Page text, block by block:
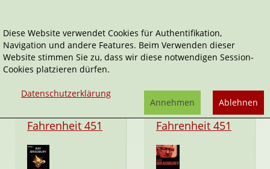
Ray Bradbury
Fahrenheit 451
Taschenbuch
Fahrenheit 451
Diese Website verwendet Cookies für Authentifikation,
Navigation und andere Features. Beim Verwenden dieser
Website stimmen Sie zu, dass wir diese notwendigen Session-
Cookies platzieren dürfen.
Datenschutzerklärung
Ablehnen
Annehmen